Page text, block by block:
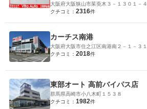
大阪府大阪狭山市茱萸木３－１３０１－４
クチコミ： 2316件
カーチス南港
大阪府大阪市住之江区南港南２－１－３１
クチコミ： 2018件
東部オート 高前バイパス店
群馬県高崎市小八木町１５３８
クチコミ： 1982件